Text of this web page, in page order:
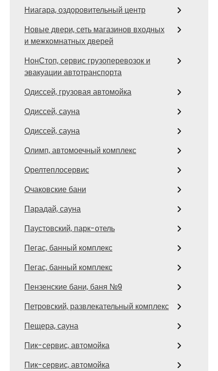
Ниагара, оздоровительный центр
Новые двери, сеть магазинов входных
и межкомнатных дверей
НонСтоп, сервис грузоперевозок и
эвакуации автотранспорта
Одиссей, грузовая автомойка
Одиссей, сауна
Одиссей, сауна
Олимп, автомоечный комплекс
Орелтеплосервис
Очаковские бани
Парадай, сауна
Паустовский, парк-отель
Пегас, банный комплекс
Пегас, банный комплекс
Пензенские бани, баня №9
Петровский, развлекательный комплекс
Пещера, сауна
Пик-сервис, автомойка
Пик-сервис, автомойка